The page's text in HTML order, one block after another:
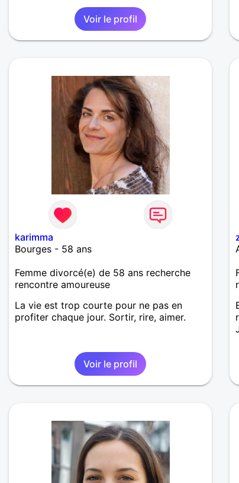
Voir le profil
karimma
Bourges - 58 ans
Femme divorcé(e) de 58 ans recherche
rencontre amoureuse
La vie est trop courte pour ne pas en
profiter chaque jour. Sortir, rire, aimer.
Voir le profil